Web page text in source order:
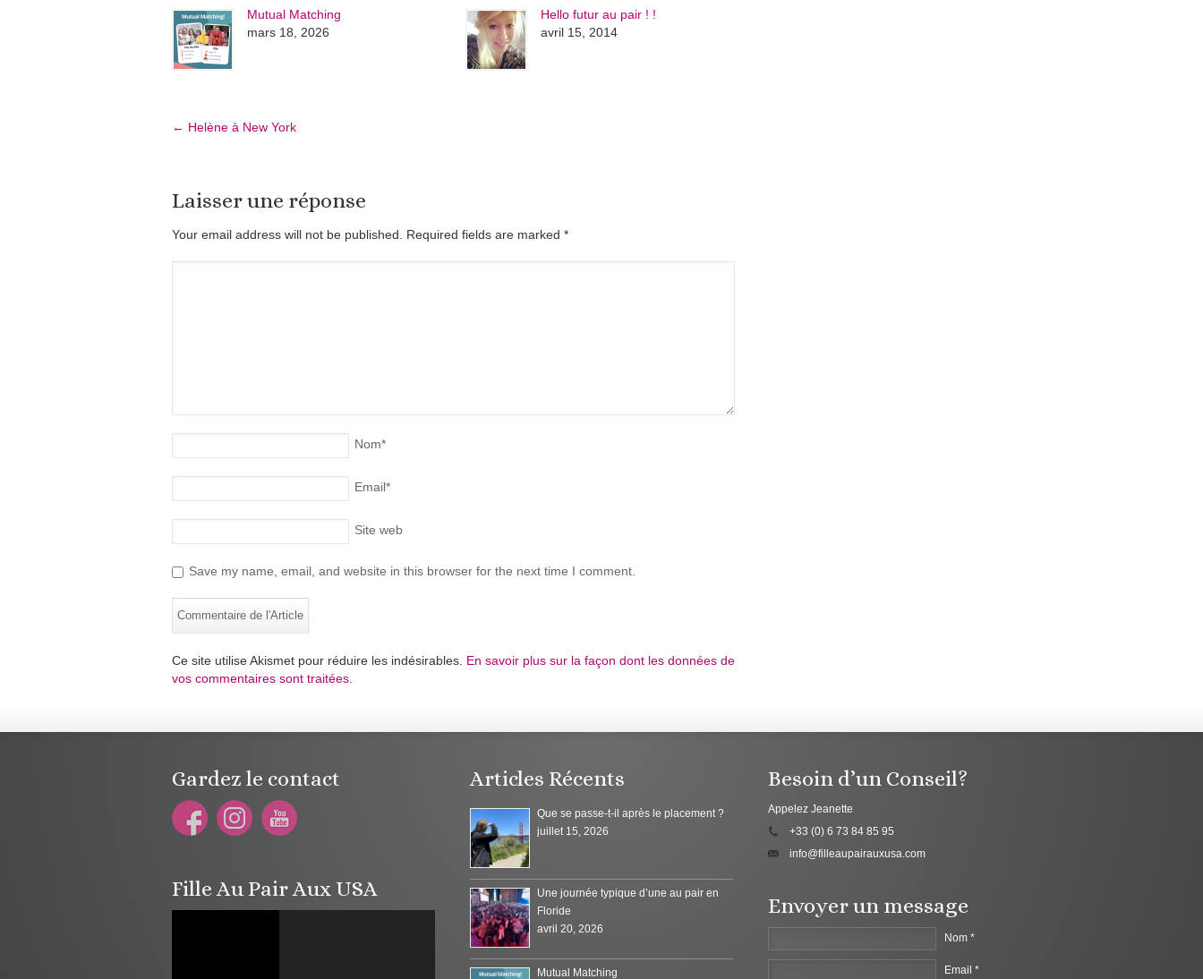
Mutual Matching
mars 18, 2026
Hello futur au pair ! !
avril 15, 2014
← Helène à New York
Laisser une réponse
Your email address will not be published. Required fields are marked *
Nom*
Email*
Site web
Save my name, email, and website in this browser for the next time I comment.
Ce site utilise Akismet pour réduire les indésirables. En savoir plus sur la façon dont les données de
vos commentaires sont traitées
Gardez le contact
Fille Au Pair Aux USA
Articles Récents
Que se passe-t-il après le placement ?
juillet 15, 2026
Une journée typique d’une au pair en
Floride
avril 20, 2026
Mutual Matching
Besoin d’un Conseil?
Appelez Jeanette
+33 (0) 6 73 84 85 95
info@filleaupairauxusa.com
Envoyer un message
Nom *
Email *